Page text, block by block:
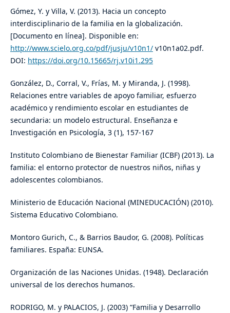
Gómez, Y. y Villa, V. (2013). Hacia un concepto
interdisciplinario de la familia en la globalización.
[Documento en línea]. Disponible en:
http://www.scielo.org.co/pdf/jusju/v10n1/v10n1a02.pdf.
DOI: https://doi.org/10.15665/rj.v10i1.295
González, D., Corral, V., Frías, M. y Miranda, J. (1998).
Relaciones entre variables de apoyo familiar, esfuerzo
académico y rendimiento escolar en estudiantes de
secundaria: un modelo estructural. Enseñanza e
Investigación en Psicología, 3 (1), 157-167
Instituto Colombiano de Bienestar Familiar (ICBF) (2013). La
familia: el entorno protector de nuestros niños, niñas y
adolescentes colombianos.
Ministerio de Educación Nacional (MINEDUCACIÓN) (2010).
Sistema Educativo Colombiano.
Montoro Gurich, C., & Barrios Baudor, G. (2008). Políticas
familiares. España: EUNSA.
Organización de las Naciones Unidas. (1948). Declaración
universal de los derechos humanos.
RODRIGO, M. y PALACIOS, J. (2003) “Familia y Desarrollo